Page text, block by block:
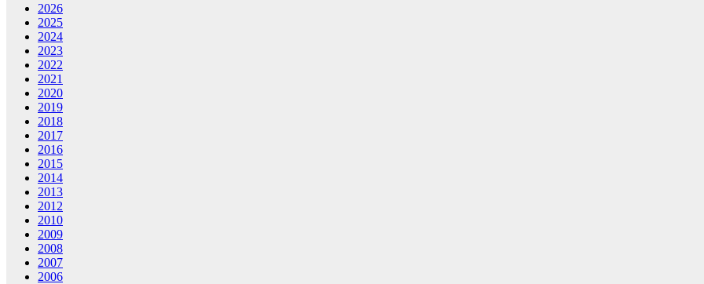
2026
2025
2024
2023
2022
2021
2020
2019
2018
2017
2016
2015
2014
2013
2012
2010
2009
2008
2007
2006